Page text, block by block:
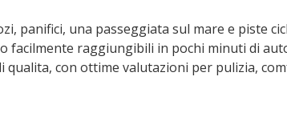
panifici, una passeggiata sul mare e piste
facilmente raggiungibili in pochi minuti di
con ottime valutazioni per pulizia,